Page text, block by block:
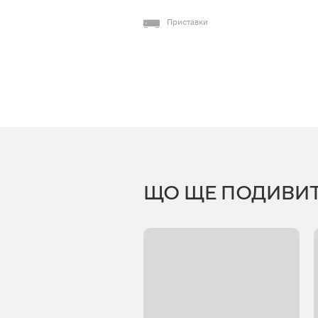
Приставки
ЩО ЩЕ